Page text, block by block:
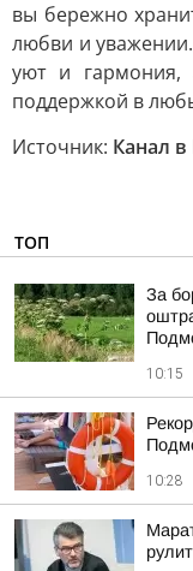
вы бережно
любви и
уют и гармония,
поддержкой в
Источник: Канал
ТОП
За
10:15
10:28